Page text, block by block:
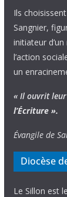
Ils
Sangnier,
initiateur
l’action
un
« Il ouvrit
l’Écriture ».
Évangile de
Diocèse
Le Sillon est